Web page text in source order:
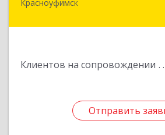
Красноуфимск
Клиентов на сопровождении
Отправить
623300, Свердловская обл,
Отправить